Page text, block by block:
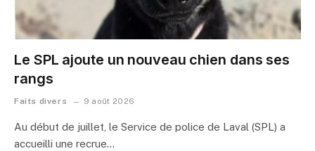
Le SPL ajoute un nouveau chien dans ses
rangs
Faits divers 9 août 2026
Au début de juillet, le Service de police de Laval (SPL) a
accueilli une recrue…